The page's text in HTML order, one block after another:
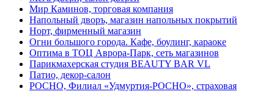
Мир Каминов, торговая компания
Напольный дворъ, магазин напольных покрытий
Норт, фирменный магазин
Огни большого города. Кафе, боулинг, караоке
Оптима в ТОЦ Аврора-Парк, сеть магазинов
Парикмахерская студия BEAUTY BAR VL
Патио, декор-салон
РОСНО, Филиал «Удмуртия-РОСНО», страховая